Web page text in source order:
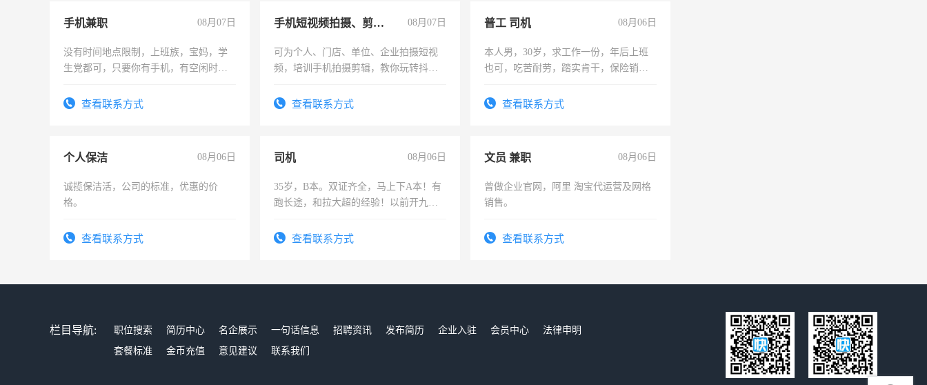
手机兼职 08月07日
没有时间地点限制，上班族，宝妈，学
生党都可，只要你有手机，有空闲时
勤快的四五十，每天挣零花钱没问题！
查看联系方式
手机短视频拍摄、剪辑、抖音快手 08月07日
可为个人、门店、单位、企业拍摄短视
频，培训手机拍摄剪辑，教你玩转抖音
频，培训手机拍摄剪辑，教你玩转抖
查看联系方式
普工 司机 08月06日
本人男，30岁，求工作一份，年后上班
也可，吃苦耐劳，踏实肯干，保险销售
查看联系方式
个人保洁 08月06日
诚揽保洁活，公司的标准，优惠的价
格。
查看联系方式
司机 08月06日
35岁，B本。双证齐全，马上下A本！有
跑长途，和拉大超的经验！以前开九米
查看联系方式
文员 兼职 08月06日
曾做企业官网，阿里 淘宝代运营及网格
销售。
查看联系方式
栏目导航: 职位搜索 简历中心 名企展示 一句话信息 招聘资讯 发布简历 企业入驻 会员中心
法律申明
套餐标准
金币充值 意见建议 联系我们